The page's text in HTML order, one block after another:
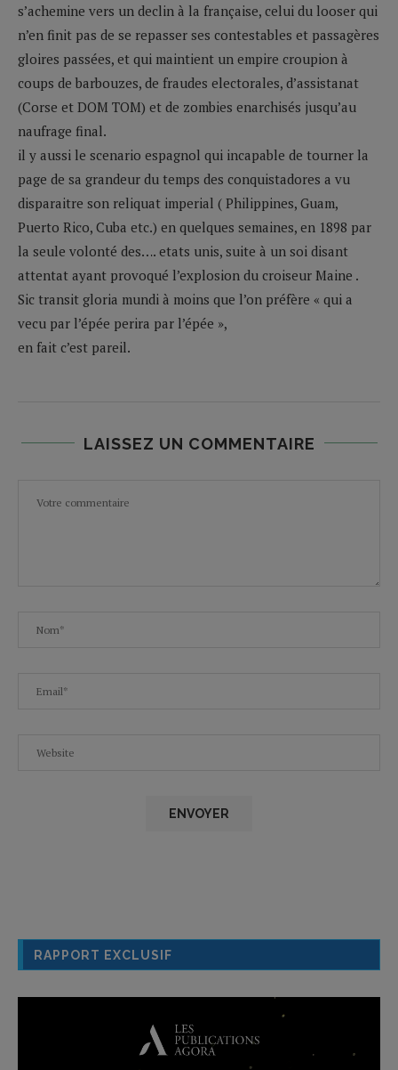
s’achemine vers un declin à la française, celui du looser qui
n’en finit pas de se repasser ses contestables et passagères
gloires passées, et qui maintient un empire croupion à
coups de barbouzes, de fraudes electorales, d’assistanat
(Corse et DOM TOM) et de zombies enarchisés jusqu’au
naufrage final.
il y aussi le scenario espagnol qui incapable de tourner la
page de sa grandeur du temps des conquistadores a vu
disparaitre son reliquat imperial ( Philippines, Guam,
Puerto Rico, Cuba etc.) en quelques semaines, en 1898 par
la seule volonté des…. etats unis, suite à un soi disant
attentat ayant provoqué l’explosion du croiseur Maine .
Sic transit gloria mundi à moins que l’on préfère « qui a
vecu par l’épée perira par l’épée »,
en fait c’est pareil.
LAISSEZ UN COMMENTAIRE
RAPPORT EXCLUSIF